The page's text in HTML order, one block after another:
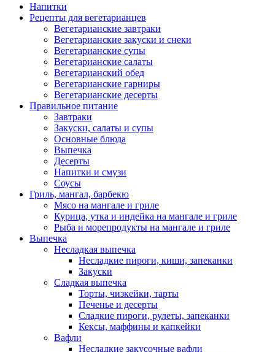
Напитки
Рецепты для вегетарианцев
Вегетарианские завтраки
Вегетарианские закуски и снеки
Вегетарианские супы
Вегетарианские салаты
Вегетарианский обед
Вегетарианские гарниры
Вегетарианские десерты
Правильное питание
Завтраки
Закуски, салаты и супы
Основные блюда
Выпечка
Десерты
Напитки и смузи
Соусы
Гриль, мангал, барбекю
Мясо на мангале и гриле
Курица, утка и индейка на мангале и гриле
Рыба и морепродукты на мангале и гриле
Выпечка
Несладкая выпечка
Несладкие пироги, киши, запеканки
Закуски
Сладкая выпечка
Торты, чизкейки, тарты
Печенье и десерты
Сладкие пироги, рулеты, запеканки
Кексы, маффины и капкейки
Вафли
Несладкие закусочные вафли